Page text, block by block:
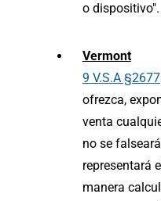
o dispositivo".
Vermont
9 V.S.A §2677
ofrezca,
venta
no se
representará
manera